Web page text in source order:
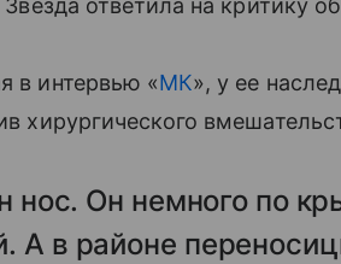
Звезда ответила на критику
в интервью «МК», у ее
хирургического
нос. Он немного по
А в районе